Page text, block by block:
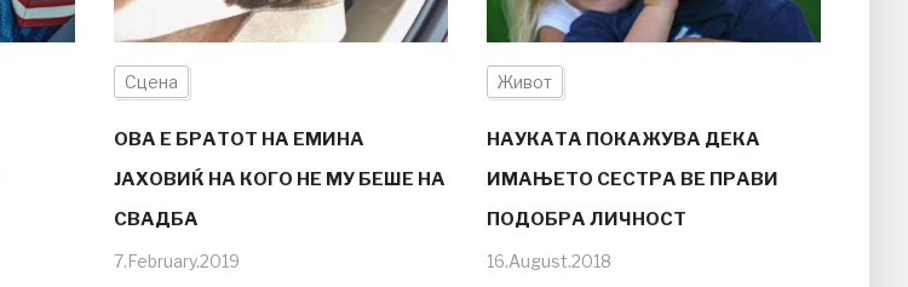
Сцена
ОВА Е БРАТОТ НА ЕМИНА
ЈАХОВИЌ НА КОГО НЕ МУ БЕШЕ НА
СВАДБА
7.February.2019
Живот
НАУКАТА ПОКАЖУВА ДЕКА
ИМАЊЕТО СЕСТРА ВЕ ПРАВИ
ПОДОБРА ЛИЧНОСТ
16.August.2018